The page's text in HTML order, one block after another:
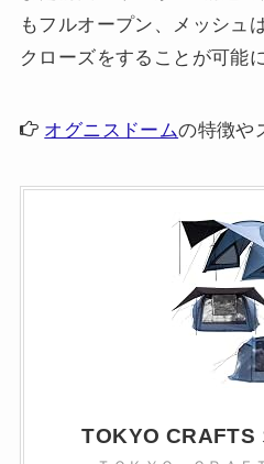
もフルオープン、メッシュ
クローズをすることが可能
オグニスドームの特徴や
TOKYO CRAFTS